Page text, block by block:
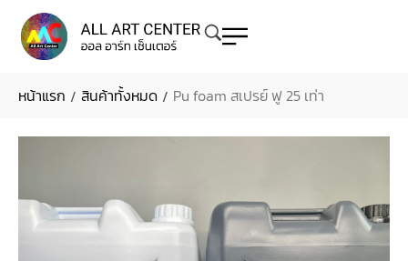
หน้าแรก / สินค้าทั้งหมด / Pu foam สเปรย์ ฟู 25 เท่า